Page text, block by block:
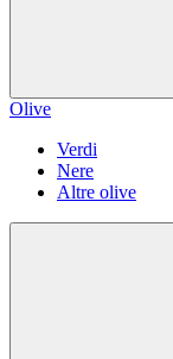
Olive
Verdi
Nere
Altre olive